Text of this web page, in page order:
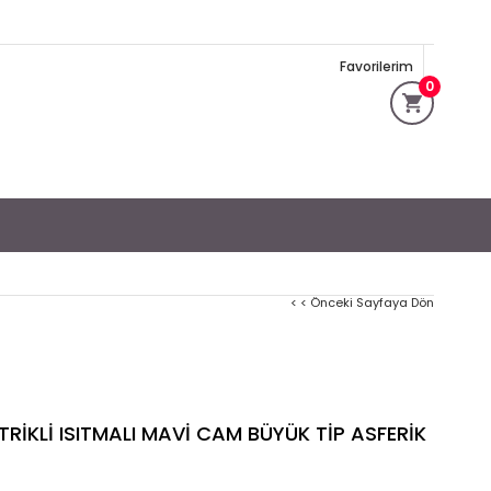
0
Favorilerim
< < Önceki Sayfaya Dön
ISITMALI MAVİ CAM BÜYÜK TİP ASFERİK